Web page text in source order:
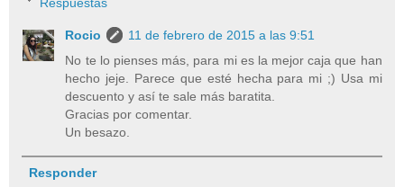
Rocio
11 de febrero de 2015 a las 9:51
No te lo pienses más, para mi es la mejor caja que han
hecho jeje. Parece que esté hecha para mi ;) Usa mi
descuento y así te sale más baratita.
Gracias por comentar.
Un besazo.
Responder